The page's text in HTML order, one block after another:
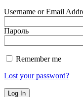
Username or Email
Пароль
Remember me
Lost your password?